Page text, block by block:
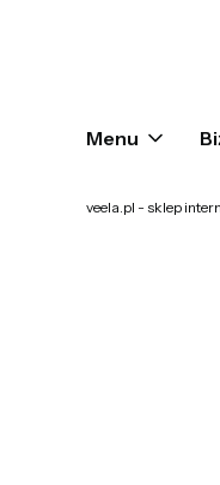
Menu
veela.pl - sklep